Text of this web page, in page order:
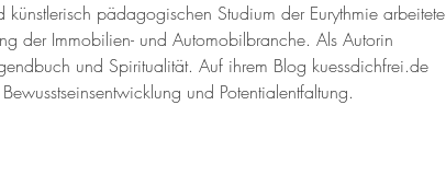
künstlerisch pädagogischen Studium der Eurythmie arbeitete
der Immobilien- und Automobilbranche. Als Autorin
und Spiritualität. Auf ihrem Blog kuessdichfrei.de
und Potentialentfaltung.